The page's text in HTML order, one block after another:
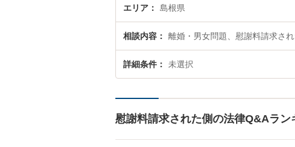
エリア 島根県
相談内容 離婚・男女問題、慰謝料請求さ
詳細条件 未選択
慰謝料請求された側の法律Q&Aラン